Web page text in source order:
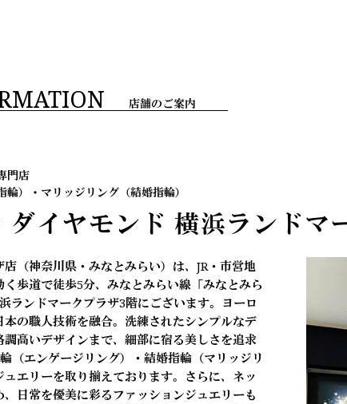
店舗のご案内
門店
）・マリッジリング（結婚指輪）
イヤモンド 横浜ランドマ
（神奈川県・みなとみらい）は、JR・市営地
歩道で徒歩5分、みなとみらい線「みなとみら
ランドマークプラザ3階にございます。ヨーロ
本の職人技術を融合。洗練されたシンプルなデ
高いデザインまで、細部に宿る美しさを追求
（エンゲージリング）・結婚指輪（マリッジリ
エリーを取り揃えております。さらに、ネッ
日常を優美に彩るファッションジュエリーも